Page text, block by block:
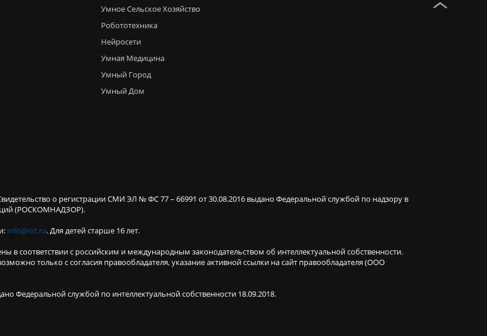
Умное Сельское Хозяйство
Робототехника
Нейросети
Умная Медицина
Умный Город
Умный Дом
о регистрации СМИ ЭЛ № ФС 77 – 66991 от 30.08.2016 выдано Федеральной службой по надзору в
(РОСКОМНАДЗОР).
info@iot.ru. Для детей старше 16 лет.
соответствии с российским и международным законодательством об интеллектуальной собственности.
только с согласия правообладателя, указание активной ссылки на сайт правообладателя (ООО
Федеральной службой по интеллектуальной собственности 18.09.2018.